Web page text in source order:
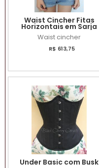
Waist Cincher Fitas
Horizontais em Sarja
Waist cincher
R$ 613,75
Under Basic com Busk